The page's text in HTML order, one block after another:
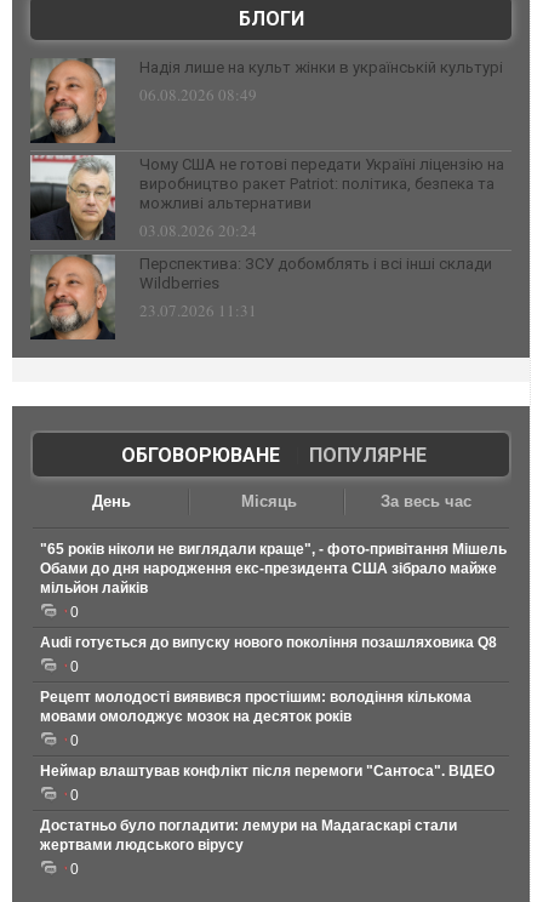
БЛОГИ
Надія лише на культ жінки в українській культурі
06.08.2026 08:49
Чому США не готові передати Україні ліцензію на
виробництво ракет Patriot: політика, безпека та
можливі альтернативи
03.08.2026 20:24
Перспектива: ЗСУ добомблять і всі інші склади
Wildberries
23.07.2026 11:31
ОБГОВОРЮВАНЕ| ПОПУЛЯРНЕ
День Місяць За весь час
"65 років ніколи не виглядали краще", - фото-привітання Мішель
Обами до дня народження екс-президента США зібрало майже
мільйон лайків
0
Audi готується до випуску нового покоління позашляховика Q8
0
Рецепт молодості виявився простішим: володіння кількома
мовами омолоджує мозок на десяток років
0
Неймар влаштував конфлікт після перемоги "Сантоса". ВІДЕО
0
Достатньо було погладити: лемури на Мадагаскарі стали
жертвами людського вірусу
0